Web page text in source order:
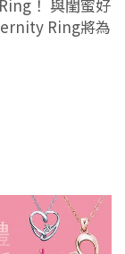
！ 與閨蜜好
Ring將為